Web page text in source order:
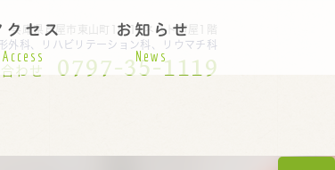
兵庫県芦屋市東山町15-12ネスト芦屋1階
外科、リハビリテーション科、リウマチ科
わせ 0797-35-1119
クセス
Access
お知らせ
News